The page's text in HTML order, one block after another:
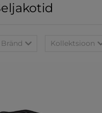
Bränd Kollektsioon